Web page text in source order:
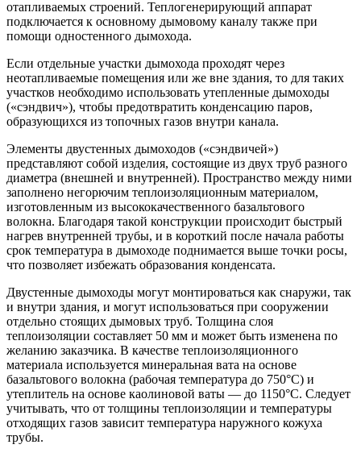
отапливаемых строений. Теплогенерирующий аппарат
подключается к основному дымовому каналу также при
помощи одностенного дымохода.
Если отдельные участки дымохода проходят через
неотапливаемые помещения или же вне здания, то для таких
участков необходимо использовать утепленные дымоходы
(«сэндвич»), чтобы предотвратить конденсацию паров,
образующихся из топочных газов внутри канала.
Элементы двустенных дымоходов («сэндвичей»)
представляют собой изделия, состоящие из двух труб разного
диаметра (внешней и внутренней). Пространство между ними
заполнено негорючим теплоизоляционным материалом,
изготовленным из высококачественного базальтового
волокна. Благодаря такой конструкции происходит быстрый
нагрев внутренней трубы, и в короткий после начала работы
срок температура в дымоходе поднимается выше точки росы,
что позволяет избежать образования конденсата.
Двустенные дымоходы могут монтироваться как снаружи, так
и внутри здания, и могут использоваться при сооружении
отдельно стоящих дымовых труб. Толщина слоя
теплоизоляции составляет 50 мм и может быть изменена по
желанию заказчика. В качестве теплоизоляционного
материала используется минеральная вата на основе
базальтового волокна (рабочая температура до 750°С) и
утеплитель на основе каолиновой ваты — до 1150°С. Следует
учитывать, что от толщины теплоизоляции и температуры
отходящих газов зависит температура наружного кожуха
трубы.